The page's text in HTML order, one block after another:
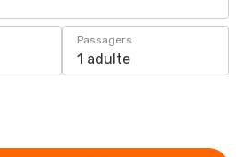
Passagers
1 adulte